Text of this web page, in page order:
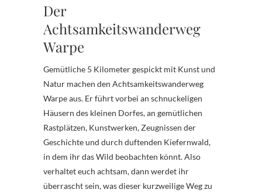
Der
Achtsamkeitswanderweg
Warpe
Gemütliche 5 Kilometer gespickt mit Kunst und
Natur machen den Achtsamkeitswanderweg
Warpe aus. Er führt vorbei an schnuckeligen
Häusern des kleinen Dorfes, an gemütlichen
Rastplätzen, Kunstwerken, Zeugnissen der
Geschichte und durch duftenden Kiefernwald,
in dem ihr das Wild beobachten könnt. Also
verhaltet euch achtsam, dann werdet ihr
überrascht sein, was dieser kurzweilige Weg zu